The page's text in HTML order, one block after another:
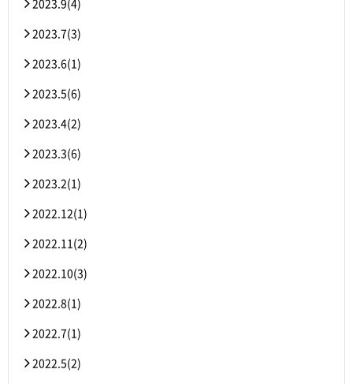
2023.9(4)
2023.7(3)
2023.6(1)
2023.5(6)
2023.4(2)
2023.3(6)
2023.2(1)
2022.12(1)
2022.11(2)
2022.10(3)
2022.8(1)
2022.7(1)
2022.5(2)